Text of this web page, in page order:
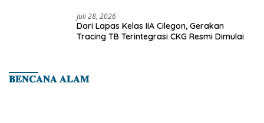
Juli 28, 2026
Dari Lapas Kelas IIA Cilegon, Gerakan
Tracing TB Terintegrasi CKG Resmi Dimulai
𝐁𝐄𝐍𝐂𝐀𝐍𝐀 𝐀𝐋𝐀𝐌